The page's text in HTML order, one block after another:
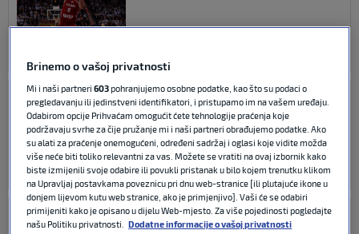
VIDEO / Cibona je napravilo čudo!
EX-YU LIGE KOŠARKA 17. lip 2026 0
Dario Šarić i službeno se vratio u
europskog velikana
Brinemo o vašoj privatnosti
Mi i naši partneri603pohranjujemo osobne podatke, kao što su podaci o
pregledavanju ili jedinstveni identifikatori, i pristupamo im na vašem uređaju.
Odabirom opcije Prihvaćam omogućit ćete tehnologije praćenja koje
podržavaju svrhe za čije pružanje mi i naši partneri obrađujemo podatke. Ako
su alati za praćenje onemogućeni, određeni sadržaj i oglasi koje vidite možda
više neće biti toliko relevantni za vas. Možete se vratiti na ovaj izbornik kako
biste izmijenili svoje odabire ili povukli pristanak u bilo kojem trenutku klikom
na Upravljaj postavkama poveznicu pri dnu web-stranice [ili plutajuće ikone u
donjem lijevom kutu web stranice, ako je primjenjivo]. Vaši će se odabiri
primijeniti kako je opisano u dijelu Web-mjesto. Za više pojedinosti pogledajte
našu Politiku privatnosti.
Dodatne informacije o vašoj privatnosti